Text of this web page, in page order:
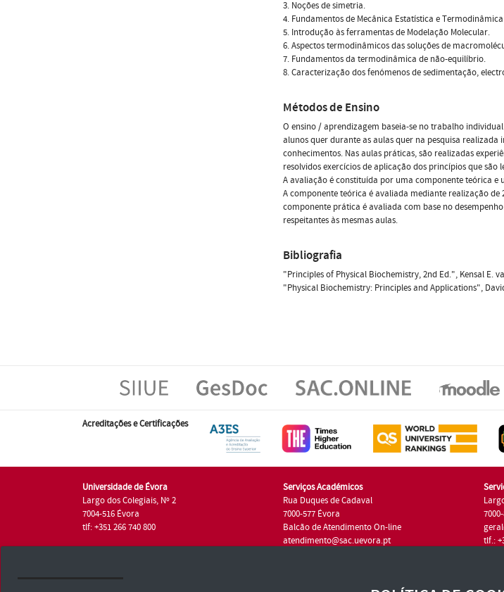
3. Noções de simetria.
4. Fundamentos de Mecânica Estatística e
5. Introdução às ferramentas de Modelação Molecular.
6. Aspectos termodinâmicos das soluções de
7. Fundamentos da termodinâmica de não-equilíbrio.
8. Caracterização dos fenómenos de sedimentação,
Métodos de Ensino
O ensino / aprendizagem baseia-se no trabalho
alunos quer durante as aulas quer na pesquisa realizada
conhecimentos. Nas aulas práticas, são realizadas
resolvidos exercícios de aplicação dos princípios que são
A avaliação é constituída por uma componente teórica
A componente teórica é avaliada mediante realização de
componente prática é avaliada com base no
respeitantes às mesmas aulas.
Bibliografia
"Principles of Physical Biochemistry, 2nd Ed.", Kensal E.
"Physical Biochemistry: Principles and Applications",
Acreditações e Certificações
Universidade de Évora
Largo dos Colegiais, Nº 2
7004-516 Évora
tlf: +351 266 740 800
Serviços Académicos
Rua Duques de Cadaval
7000-577 Évora
Balcão de Atendimento On-line
atendimento@sac.uevora.pt
tlf.: